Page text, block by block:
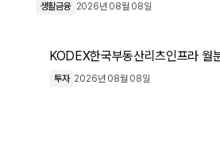
생활금융 2026년 08월 08일
KODEX한국부동산리츠인프라 월
투자 2026년 08월 08일